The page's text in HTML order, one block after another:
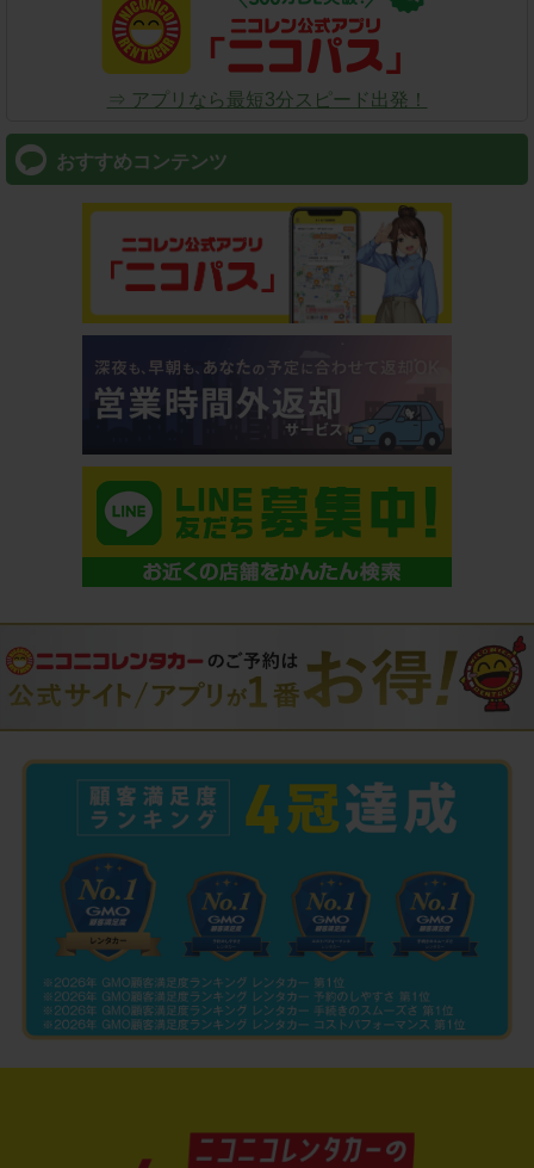
⇒ アプリなら最短3分スピード出発！
おすすめコンテンツ